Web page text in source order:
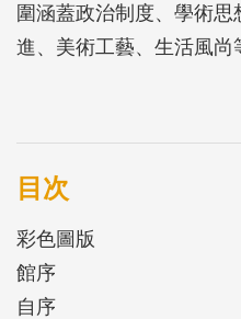
圍涵蓋政治制度、學術
進、美術工藝、生活風
化現象彼此之間的連帶
思想與制度得到完全確
衍生出生的格局自此萬不
民族王朝之性格形成；(3)
的社會心理卻是古典工藝
目次
彩色圖版
館序
自序